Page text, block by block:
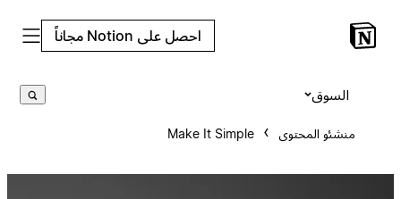
احصل على Notion مجاناً
منشئو المحتوى Make It Simple